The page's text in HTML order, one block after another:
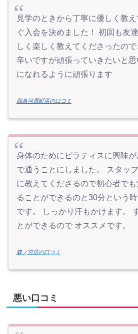
見学のときから丁寧に優しく教
ぐ入会を決めました！ 初回も友
しく楽しく教えてくださったの
辛いですが頑張っていきたいと
になれるように頑張ります
四条河原町店の口コミ
身体のためにピラティスに興味
で通うことにしました。 スタッ
に教えてくださるので初心者でも
ることができるのと30分という
です。 しっかり汗もかけます。
とができるので オススメです。
森ノ宮店の口コミ
悪い口コミ